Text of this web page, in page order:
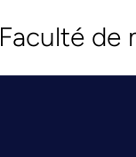
Faculté de